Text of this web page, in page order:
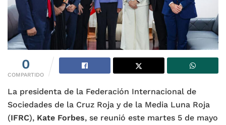
0
COMPARTIDO
La presidenta de la Federación Internacional de
Sociedades de la Cruz Roja y de la Media Luna Roja
(IFRC), Kate Forbes, se reunió este martes 5 de mayo